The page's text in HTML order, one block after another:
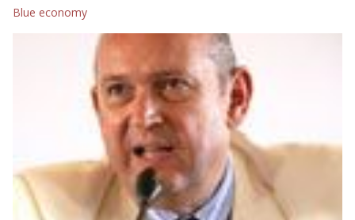
NAUTICA
Blue economy